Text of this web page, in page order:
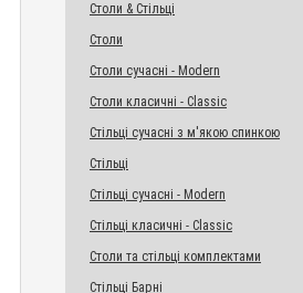
Столи & Стільці
Столи
Столи сучасні - Modern
Столи класичні - Classic
Стільці сучасні з м'якою спинкою
Стільці
Стільці сучасні - Modern
Стільці класичні - Classic
Столи та стільці комплектами
Стільці Барні